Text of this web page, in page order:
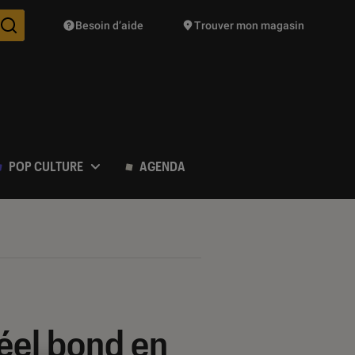
Des suggestions de produits vont vous être proposées
Besoin d’aide Trouver mon magasin
POP CULTURE AGENDA
bond en